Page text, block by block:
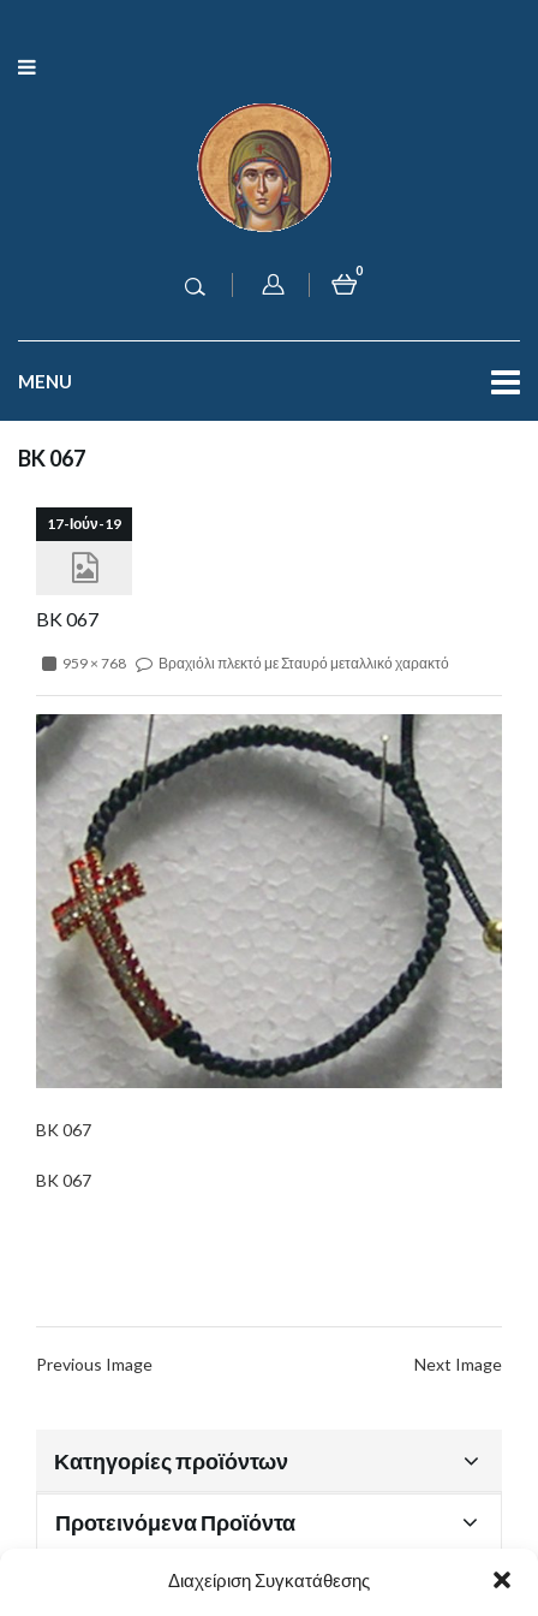
Διαχείριση Συγκατάθεσης
0
MENU
BK 067
17-Ιούν-19
BK 067
959 × 768 Βραχιόλι πλεκτό με Σταυρό μεταλλικό χαρακτό
BK 067
BK 067
Previous Image Next Image
Κατηγορίες προϊόντων
Προτεινόμενα Προϊόντα